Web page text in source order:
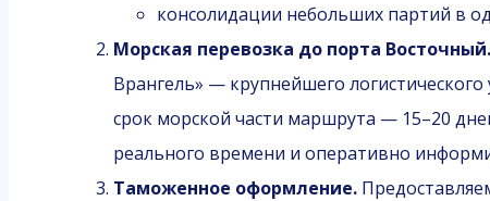
консолидации небольших партий в
Морская перевозка до порта Восточный.
Врангель» — крупнейшего
срок морской части маршрута — 15–20
реального времени и оперативно
Таможенное оформление.